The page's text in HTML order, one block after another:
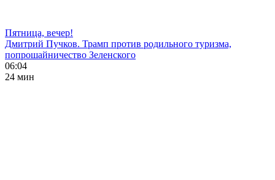
Пятница, вечер!
Дмитрий Пучков. Трамп против родильного туризма,
попрошайничество Зеленского
06:04
24 мин